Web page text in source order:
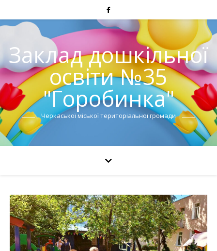
Заклад дошкільної
освіти №35
"Горобинка"
Черкаської міської територіальної громади